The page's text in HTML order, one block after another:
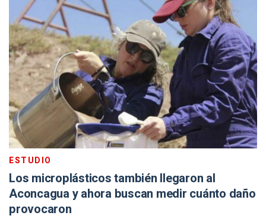
ESTUDIO
Los microplásticos también llegaron al
Aconcagua y ahora buscan medir cuánto daño
provocaron